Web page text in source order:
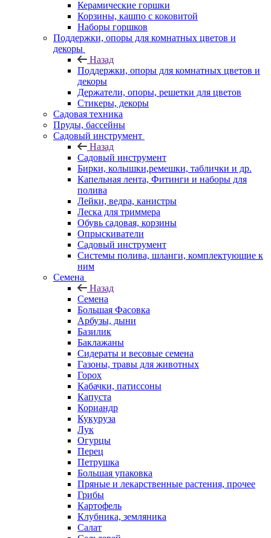
Керамические горшки
Корзины, кашпо с коковитой
Наборы горшков
Поддержки, опоры для комнатных цветов и
декоры
Назад
Поддержки, опоры для комнатных цветов и
декоры
Держатели, опоры, решетки для цветов
Стикеры, декоры
Садовая техника
Пруды, бассейны
Садовый инструмент
Назад
Садовый инструмент
Бирки, колышки,ремешки, таблички и др.
Капельная лента, Фитинги и наборы для
полива
Лейки, ведра, канистры
Леска для триммера
Обувь садовая, корзины
Опрыскиватели
Садовый инструмент
Системы полива, шланги, комплектующие к
ним
Семена
Назад
Семена
Большая Фасовка
Арбузы, дыни
Базилик
Баклажаны
Сидераты и весовые семена
Газоны, травы для животных
Горох
Кабачки, патиссоны
Капуста
Кориандр
Кукуруза
Лук
Огурцы
Перец
Петрушка
Большая упаковка
Пряные и лекарственные растения, прочее
Грибы
Картофель
Клубника, земляника
Салат